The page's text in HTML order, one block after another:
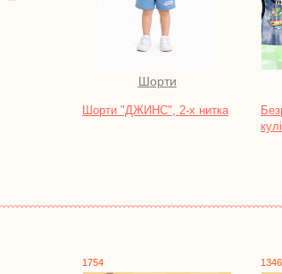
Футболки
Безрукавка "ВАРЬОНКА"